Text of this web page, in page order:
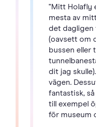
"Mitt Holafly
mesta av
det dagligen
(oavsett om
bussen eller
dit jag
vägen.
fantastisk,
till exempel
för museum